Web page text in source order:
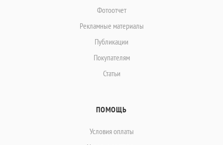
Фотоотчет
Рекламные материалы
Публикации
Покупателям
Статьи
ПОМОЩЬ
Условия оплаты